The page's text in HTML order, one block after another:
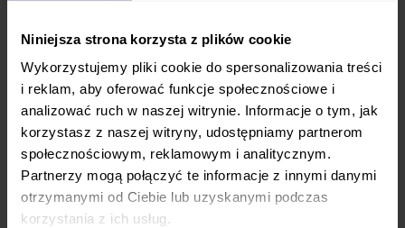
Niniejsza strona korzysta z plików cookie
Wykorzystujemy pliki cookie do spersonalizowania treści
i reklam, aby oferować funkcje społecznościowe i
analizować ruch w naszej witrynie. Informacje o tym, jak
korzystasz z naszej witryny, udostępniamy partnerom
społecznościowym, reklamowym i analitycznym.
Partnerzy mogą połączyć te informacje z innymi danymi
otrzymanymi od Ciebie lub uzyskanymi podczas
korzystania z ich usług.
wszystkie modele i wybierz najlepszy dla swojego
dziecka.
Popatrz na wszystkie kolory śpiworka:
Alcantara,
Autumn Rose,
Blue Garden,
Blushing Pink,